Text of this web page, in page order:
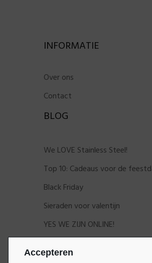
Accepteren
INFORMATIE
Over ons
Contact
BLOG
We LOVE Stainless Steel!
Top 10: Cadeaus voor de
Black Friday
Sieraden voor valentijn
YES WE ZIJN ONLINE!